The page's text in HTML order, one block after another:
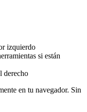
izquierdo
si están
derecho
en tu navegador. Sin